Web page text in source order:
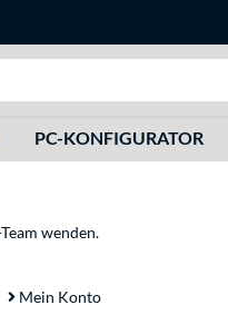
PC-KONFIGURATOR
wenden.
Mein Konto